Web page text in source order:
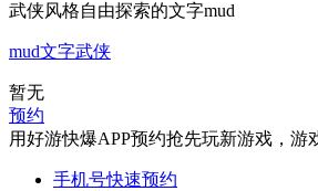
武侠风格自由探索的文字mud
mud文字武侠
暂无
预约
用好游快爆APP预约抢先玩新游戏，游
手机号快速预约